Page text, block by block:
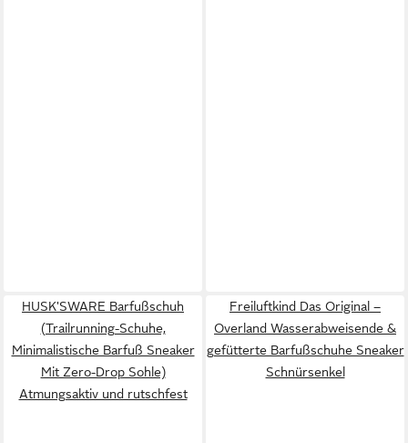
HUSK'SWARE Barfußschuh
(Trailrunning-Schuhe,
Minimalistische Barfuß Sneaker
Mit Zero-Drop Sohle)
Atmungsaktiv und rutschfest
Freiluftkind Das Original –
Overland Wasserabweisende &
gefütterte Barfußschuhe Sneaker
Schnürsenkel